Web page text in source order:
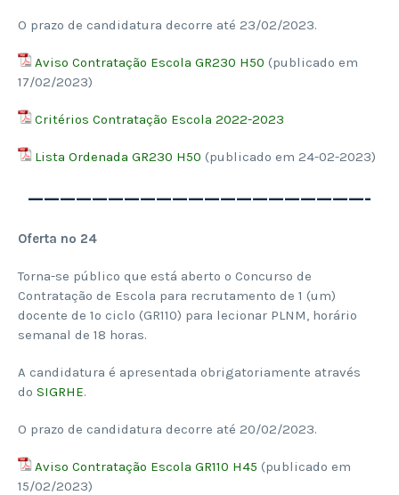
O prazo de candidatura decorre até 23/02/2023.
Aviso Contratação Escola GR230 H50 (publicado em
17/02/2023)
Critérios Contratação Escola 2022-2023
Lista Ordenada GR230 H50 (publicado em 24-02-2023)
—————————————————————-
Oferta nº 24
Torna-se público que está aberto o Concurso de
Contratação de Escola para recrutamento de 1 (um)
docente de 1º ciclo (GR110) para lecionar PLNM, horário
semanal de 18 horas.
A candidatura é apresentada obrigatoriamente através
do SIGRHE.
O prazo de candidatura decorre até 20/02/2023.
Aviso Contratação Escola GR110 H45 (publicado em
15/02/2023)